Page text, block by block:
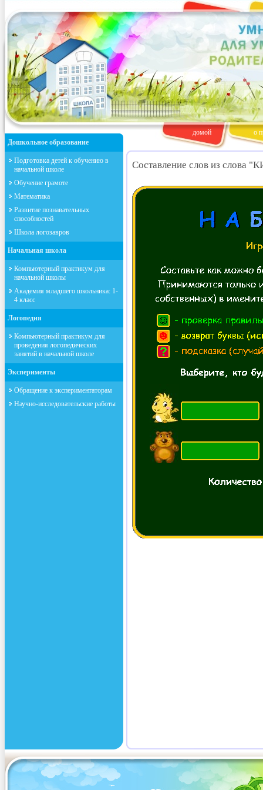
домой
о
Дошкольное образование
Подготовка детей к обучению в
начальной школе
Обучение грамоте
Математика
Развитие познавательных
способностей
Школа логозавров
Начальная школа
Компьютерный практикум для
начальной школы
Академия младшего школьника: 1-
4 класс
Логопедия
Компьютерный практикум для
проведения логопедических
занятий в начальной школе
Эксперименты
Обращение к экспериментаторам
Научно-исследовательские работы
Составление слов из слова